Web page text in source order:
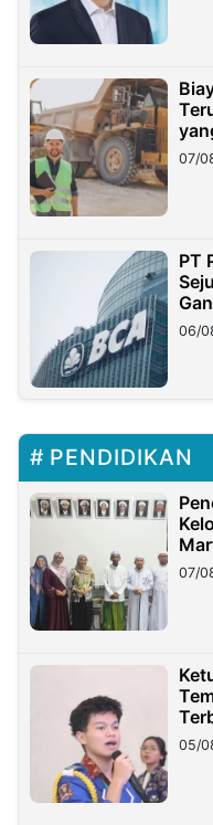
07/
PT
06/
PENDIDIKAN
07/
05/